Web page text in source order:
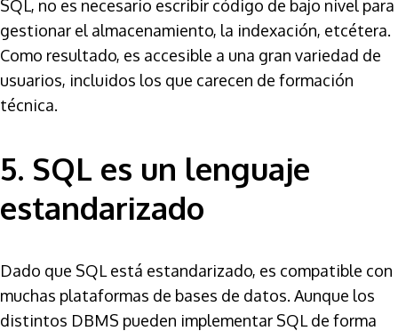
SQL, no es necesario escribir código de bajo nivel para
gestionar el almacenamiento, la indexación, etcétera.
Como resultado, es accesible a una gran variedad de
usuarios, incluidos los que carecen de formación
técnica.
5. SQL es un lenguaje
estandarizado
Dado que SQL está estandarizado, es compatible con
muchas plataformas de bases de datos. Aunque los
distintos DBMS pueden implementar SQL de forma